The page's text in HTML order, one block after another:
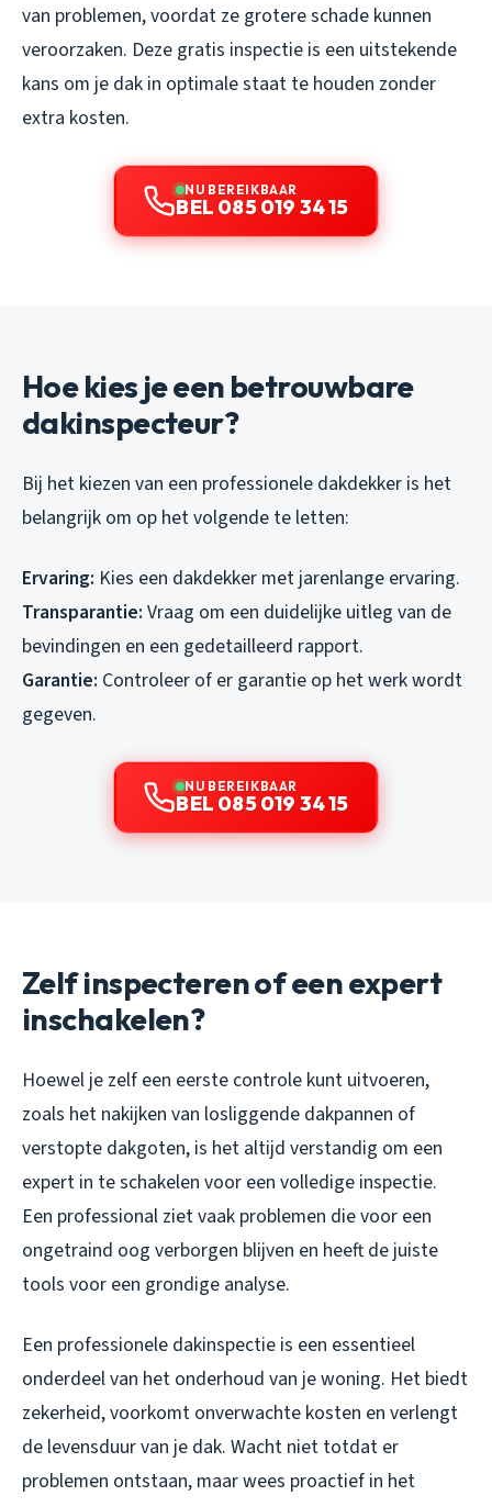
van problemen, voordat ze grotere schade kunnen
veroorzaken. Deze gratis inspectie is een uitstekende
kans om je dak in optimale staat te houden zonder
extra kosten.
NU BEREIKBAAR
BEL 085 019 34 15
Hoe kies je een betrouwbare
dakinspecteur?
Bij het kiezen van een professionele dakdekker is het
belangrijk om op het volgende te letten:
Ervaring: Kies een dakdekker met jarenlange ervaring.
Transparantie: Vraag om een duidelijke uitleg van de
bevindingen en een gedetailleerd rapport.
Garantie: Controleer of er garantie op het werk wordt
gegeven.
NU BEREIKBAAR
BEL 085 019 34 15
Zelf inspecteren of een expert
inschakelen?
Hoewel je zelf een eerste controle kunt uitvoeren,
zoals het nakijken van losliggende dakpannen of
verstopte dakgoten, is het altijd verstandig om een
expert in te schakelen voor een volledige inspectie.
Een professional ziet vaak problemen die voor een
ongetraind oog verborgen blijven en heeft de juiste
tools voor een grondige analyse.
Een professionele dakinspectie is een essentieel
onderdeel van het onderhoud van je woning. Het biedt
zekerheid, voorkomt onverwachte kosten en verlengt
de levensduur van je dak. Wacht niet totdat er
problemen ontstaan, maar wees proactief in het